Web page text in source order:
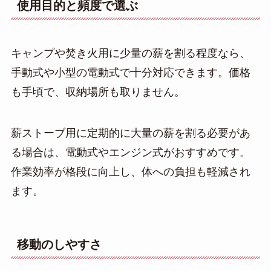
使用目的と頻度で選ぶ
キャンプや焚き火用に少量の薪を割る程度なら、
手動式や小型の電動式で十分対応できます。価格
も手頃で、収納場所も取りません。
薪ストーブ用に定期的に大量の薪を割る必要があ
る場合は、電動式やエンジン式がおすすめです。
作業効率が格段に向上し、体への負担も軽減され
ます。
移動のしやすさ